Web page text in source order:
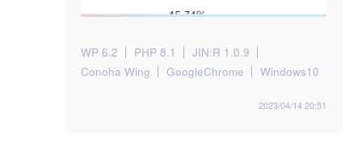
WP 6.2 PHP 8.1
JIN:R 1.0.9
Conoha Wing
GoogleChrome Windows10
2023/04/14 20:51